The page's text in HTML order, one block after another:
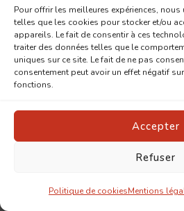
Pour offrir les meilleures expériences,
telles que les cookies pour stocker et/ou
appareils. Le fait de consentir à ces
traiter des données telles que le
uniques sur ce site. Le fait de ne pas
consentement peut avoir un effet négatif
fonctions.
Accepter
Refuser
Politique de cookiesMentions
1916 CARDINAL LUÇON
Dimanche 3 décembre